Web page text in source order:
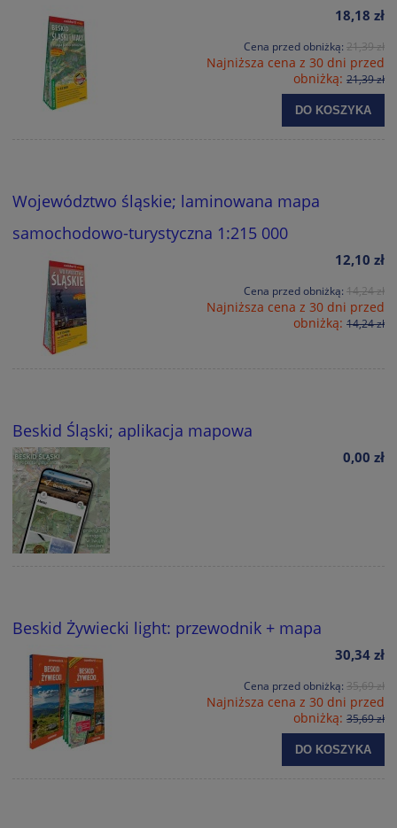
18,18 zł
Cena przed obniżką: 21,39 zł
Najniższa cena z 30 dni przed
obniżką: 21,39 zł
DO KOSZYKA
Województwo śląskie; laminowana mapa
samochodowo-turystyczna 1:215 000
12,10 zł
Cena przed obniżką: 14,24 zł
Najniższa cena z 30 dni przed
obniżką: 14,24 zł
Beskid Śląski; aplikacja mapowa
0,00 zł
Beskid Żywiecki light: przewodnik + mapa
30,34 zł
Cena przed obniżką: 35,69 zł
Najniższa cena z 30 dni przed
obniżką: 35,69 zł
DO KOSZYKA